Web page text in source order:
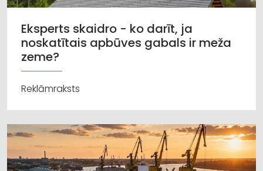
Eksperts skaidro - ko darīt, ja
noskatītais apbūves gabals ir meža
zeme?
Reklāmraksts